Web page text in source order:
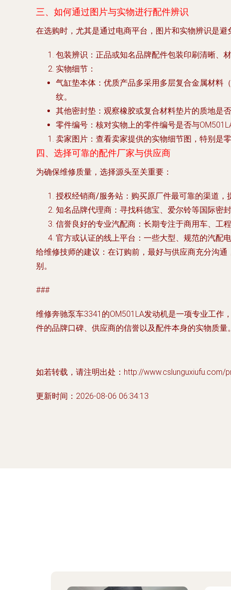
三、如何通过图片与实物进行配件辨识
在选购时，尤其是通过电商平台，图片和实物辨识是避
包装辨识 ：正品或知名品牌配件包装印刷清晰、
实物细节 ：
气缸垫本体 ：优质产品多采用多层复合金属材料
纹。
其他密封垫 ：观察橡胶或复合材料垫片的质地是
零件编号 ：核对实物上的零件编号是否与
卖家图片 ：查看卖家提供的实物细节图，特别是
四、选择可靠的配件厂家与供应商
为确保维修质量，选择源头至关重要：
授权经销商/服务站 ：购买原厂件最可靠的渠道
知名品牌代理商 ：寻找科德宝、爱尔铃等国际密
信誉良好的专业汽配商 ：长期专注于商用车、工
官方或认证的线上平台 ：一些大型、规范的汽配
给维修技师的建议 ：在订购前，最好与供应商充分沟
别。
###
维修奔驰泵车3341的OM501LA发动机是一项专业工
件的品牌口碑、供应商的信誉以及配件本身的实物质
如若转载，请注明出处：http://www.cslunguxiufu.com/
更新时间：2026-08-06 06:34:13